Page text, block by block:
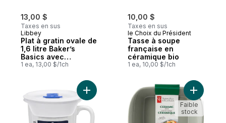
13,00 $
Taxes en sus
Libbey
Plat à gratin ovale de
1,6 litre Baker’s
Basics avec
couvercle
1 ea, 13,00 $/1ch
10,00 $
Taxes en sus
le Choix du Président
Tasse à soupe
française en
céramique bio
1 ea, 10,00 $/1ch
Ajouter Tasse Pop-ins au panierAjouter
Faible
stock